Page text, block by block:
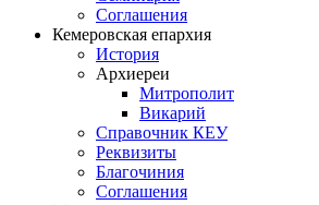
Соглашения
Кемеровская епархия
История
Архиереи
Митрополит
Викарий
Справочник КЕУ
Реквизиты
Благочиния
Соглашения